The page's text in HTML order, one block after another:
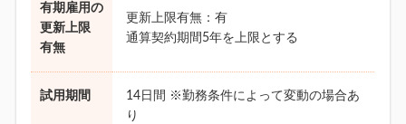
有期雇用の
更新上限
有無
更新上限有無：有
通算契約期間5年を上限とする
試用期間
14日間 ※勤務条件によって変動の場合あ
り